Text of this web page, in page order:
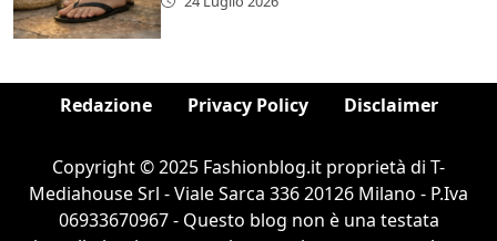
Redazione Privacy Policy Disclaimer
Copyright © 2025 Fashionblog.it proprietà di T-
Mediahouse Srl - Viale Sarca 336 20126 Milano - P.Iva
06933670967 - Questo blog non è una testata